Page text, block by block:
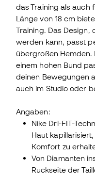
das Training als auch
Länge von 18 cm
Training. Das Design,
werden kann, passt
übergroßen Hemden.
einem hohen Bund
deinen Bewegungen
auch im Studio oder
Angaben:
Nike Dri-FIT-
Haut
Komfort zu
Von Diamanten
Rückseite der